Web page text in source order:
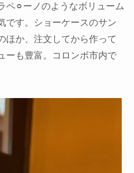
ペ⚪︎ーノのようなボリューム
です。ショーケースのサン
ほか、注文してから作って
ーも豊富。コロンボ市内で